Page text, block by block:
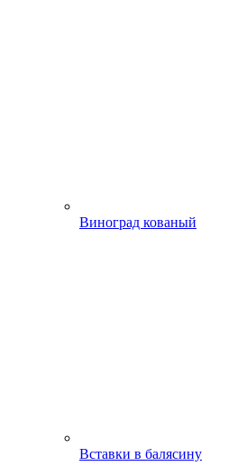
Виноград кованый
Вставки в балясину